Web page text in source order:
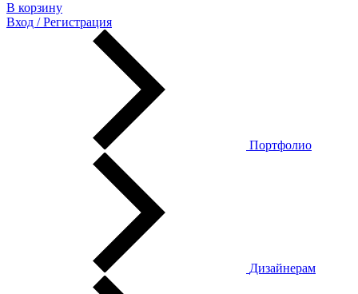
В корзину
Вход / Регистрация
Портфолио
Дизайнерам